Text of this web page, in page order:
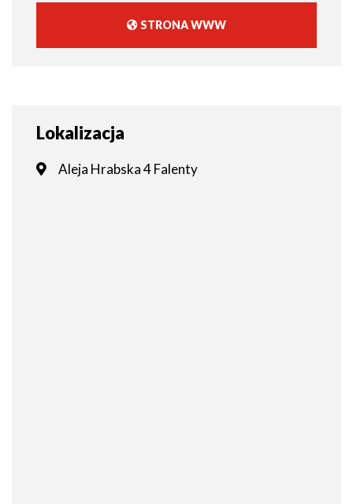
STRONA WWW
Lokalizacja
Aleja Hrabska 4 Falenty